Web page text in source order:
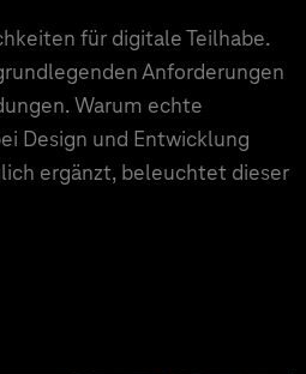
für digitale Teilhabe.
Anforderungen
Warum echte
Design und Entwicklung
ergänzt, beleuchtet dieser